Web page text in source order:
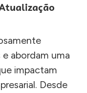
abordam uma
impactam
Desde